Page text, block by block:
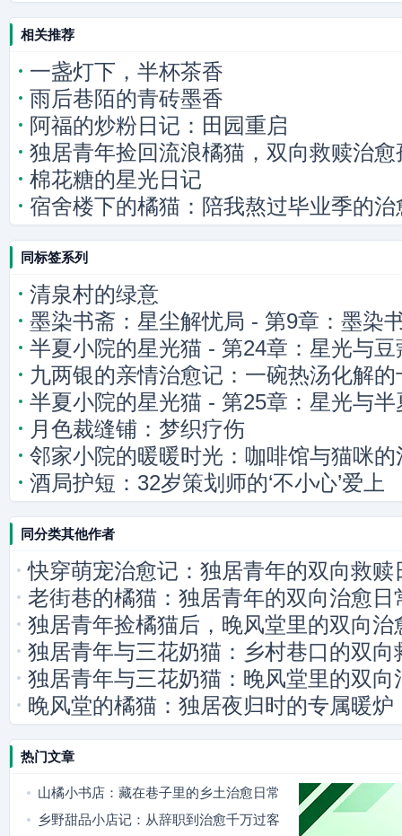
相关推荐
一盏灯下，半杯茶香
雨后巷陌的青砖墨香
阿福的炒粉日记：田园重启
独居青年捡回流浪橘猫，双向救赎治愈
棉花糖的星光日记
宿舍楼下的橘猫：陪我熬过毕业季的治
同标签系列
清泉村的绿意
墨染书斋：星尘解忧局 - 第9章：墨染
半夏小院的星光猫 - 第24章：星光与豆
九两银的亲情治愈记：一碗热汤化解
半夏小院的星光猫 - 第25章：星光与半
月色裁缝铺：梦织疗伤
邻家小院的暖暖时光：咖啡馆与猫咪的
酒局护短：32岁策划师的‘不小心’爱上
同分类其他作者
快穿萌宠治愈记：独居青年的双向救赎
老街巷的橘猫：独居青年的双向治愈日
独居青年捡橘猫后，晚风堂里的双向治
独居青年与三花奶猫：乡村巷口的双向
独居青年与三花奶猫：晚风堂里的双向
晚风堂的橘猫：独居夜归时的专属暖炉
热门文章
山橘小书店：藏在巷子里的乡土治愈日常
乡野甜品小店记：从辞职到治愈千万过客